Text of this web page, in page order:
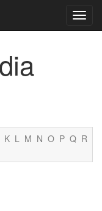
K L M N O P Q R